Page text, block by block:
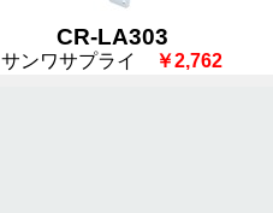
CR-LA303
サンワサプライ ￥2,762